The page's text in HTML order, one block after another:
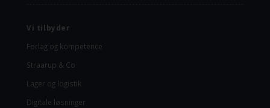
Vi tilbyder
Forlag og kompetence
Straarup & Co
Lager og logistik
Digitale løsninger